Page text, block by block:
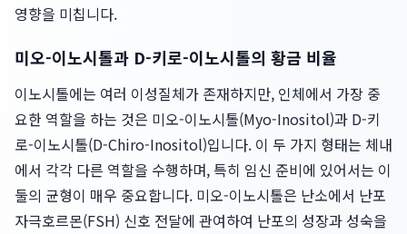
영향을 미칩니다.
미오-이노시톨과 D-키로-이노시톨의 황금 비율
이노시톨에는 여러 이성질체가 존재하지만, 인체에서 가장 중
요한 역할을 하는 것은 미오-이노시톨(Myo-Inositol)과 D-키
로-이노시톨(D-Chiro-Inositol)입니다. 이 두 가지 형태는 체내
에서 각각 다른 역할을 수행하며, 특히 임신 준비에 있어서는 이
둘의 균형이 매우 중요합니다. 미오-이노시톨은 난소에서 난포
자극호르몬(FSH) 신호 전달에 관여하여 난포의 성장과 성숙을